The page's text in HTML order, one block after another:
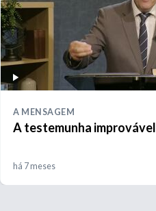
A MENSAGEM
A testemunha improvável
há 7 meses